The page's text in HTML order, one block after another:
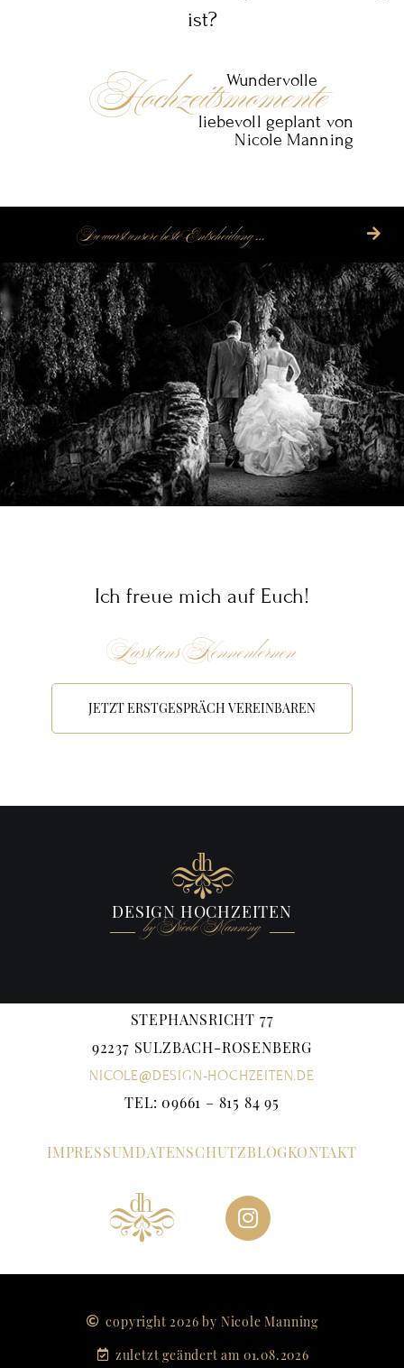
ist?
Wundervolle
Hochzeitsmomente
liebevoll geplant von
Nicole Manning
Du warst unsere beste Entscheidung …
Ich freue mich auf Euch!
Lasst uns Kennenlernen
JETZT ERSTGESPRÄCH VEREINBAREN
dh
DESIGN HOCHZEITEN
by Nicole Manning
STEPHANSRICHT 77
92237 SULZBACH-ROSENBERG
NICOLE@DESIGN-HOCHZEITEN.DE
TEL: 09661 – 815 84 95
IMPRESSUMDATENSCHUTZBLOGKONTAKT
dh
copyright 2026 by Nicole Manning
zuletzt geändert am 01.08.2026